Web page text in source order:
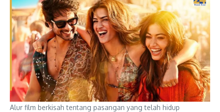
Alur film berkisah tentang pasangan yang telah hidup